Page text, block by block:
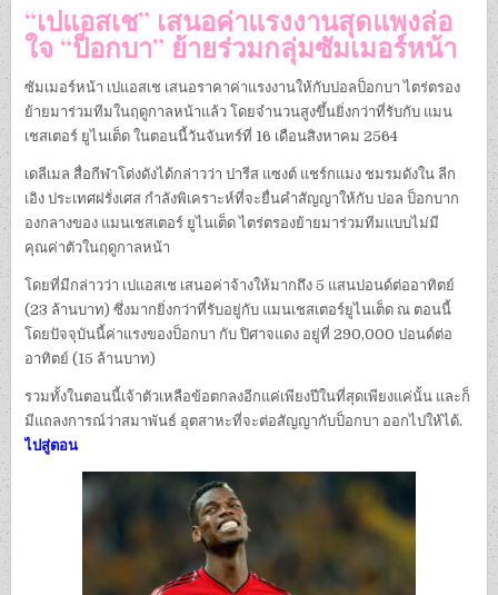
“เปแอสเช” เสนอค่าแรงงานสุดแพงล่อ
ใจ “ป็อกบา” ย้ายร่วมกลุ่มซัมเมอร์หน้า
ซัมเมอร์หน้า เปแอสเช เสนอราคาค่าแรงงานให้กับปอลป็อกบา ไตร่ตรอง
ย้ายมาร่วมทีมในฤดูกาลหน้าแล้ว โดยจำนวนสูงขึ้นยิ่งกว่าที่รับกับ แมน
เชสเตอร์ ยูไนเต็ด ในตอนนี้วันจันทร์ที่ 16 เดือนสิงหาคม 2564
เดลีเมล สื่อกีฬาโด่งดังได้กล่าวว่า ปารีส แซงต์ แชร์กแมง ชมรมดังใน ลีก
เอิง ประเทศฝรั่งเศส กำลังพิเคราะห์ที่จะยื่นคำสัญญาให้กับ ปอล ป็อกบาก
องกลางของ แมนเชสเตอร์ ยูไนเต็ด ไตร่ตรองย้ายมาร่วมทีมแบบไม่มี
คุณค่าตัวในฤดูกาลหน้า
โดยที่มีกล่าวว่า เปแอสเช เสนอค่าจ้างให้มากถึง 5 แสนปอนด์ต่ออาทิตย์
(23 ล้านบาท) ซึ่งมากยิ่งกว่าที่รับอยู่กับ แมนเชสเตอร์ยูไนเต็ด ณ ตอนนี้
โดยปัจจุบันนี้ค่าแรงของป็อกบา กับ ปิศาจแดง อยู่ที่ 290,000 ปอนด์ต่อ
อาทิตย์ (15 ล้านบาท)
รวมทั้งในตอนนี้เจ้าตัวเหลือข้อตกลงอีกแค่เพียงปีในที่สุดเพียงแค่นั้น และก็
มีแถลงการณ์ว่าสมาพันธ์ อุตสาหะที่จะต่อสัญญากับป็อกบา ออกไปให้ได้.
ไปสู่ตอน